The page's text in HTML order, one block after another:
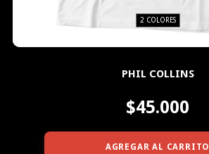
2 COLORES
PHIL COLLINS
$45.000
AGREGAR AL CARRITO